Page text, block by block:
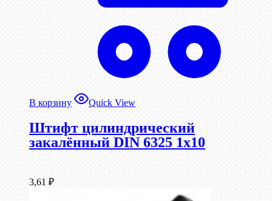
В корзину Quick View
Штифт цилиндрический
закалённый DIN 6325 1х10
3,61 ₽